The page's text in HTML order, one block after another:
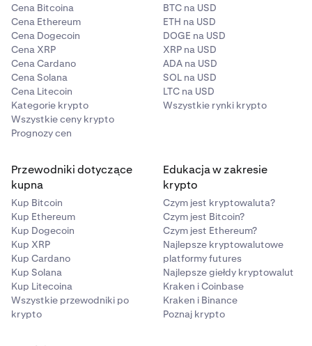
Cena Bitcoina
Cena Ethereum
Cena Dogecoin
Cena XRP
Cena Cardano
Cena Solana
Cena Litecoin
Kategorie krypto
Wszystkie ceny krypto
Prognozy cen
BTC na USD
ETH na USD
DOGE na USD
XRP na USD
ADA na USD
SOL na USD
LTC na USD
Wszystkie rynki krypto
Przewodniki dotyczące
kupna
Kup Bitcoin
Kup Ethereum
Kup Dogecoin
Kup XRP
Kup Cardano
Kup Solana
Kup Litecoina
Wszystkie przewodniki po
krypto
Edukacja w zakresie
krypto
Czym jest kryptowaluta?
Czym jest Bitcoin?
Czym jest Ethereum?
Najlepsze kryptowalutowe
platformy futures
Najlepsze giełdy kryptowalut
Kraken i Coinbase
Kraken i Binance
Poznaj krypto